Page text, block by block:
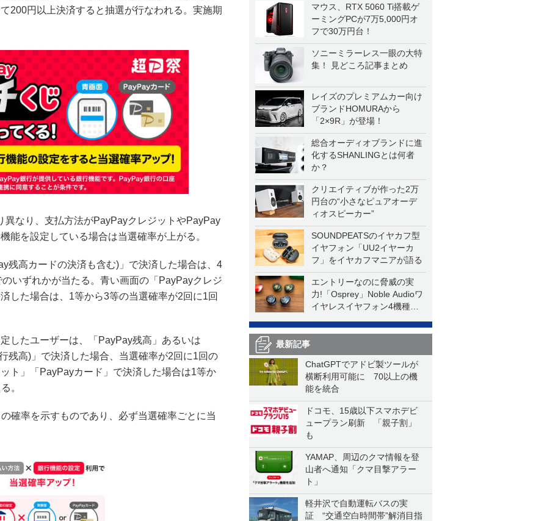
マウス、RTX 5060 Ti搭載ゲ
ーミングPCが7万5,000円オ
フで30万円台！
ソニーミラーレス一眼の大特
集！ 見どころ記事まとめ
レイズのプレミアムカー向け
ブランドHOMURAから
「2×9R」が登場！
総合オーディオブランドに進
化するSHANLINGとは何者
か？
クリエイティブが作った2万
円台の“小さなピュアオーデ
ィオスピーカー”
SOUNDPEATSのイヤカフ型
イヤフォン「UU2イヤーカ
フ」をイヤカフマニアが語る
エントリーなのに脅威の実
力!「Osprey」Noble Audioワ
イヤレスイヤフォン4機種を
最新記事
ChatGPTでアドビ製ツールが
横断利用可能に 70以上の機
能を統合
ドコモ、15歳以下スマホデビ
ュープラン刷新 「親子割」
も
YAMAP、周辺のクマ情報を登
山者へ通知「クマ目撃アラー
ト」
軽井沢で自動運転バスの実
証 “交通空白時間帯”解消目指
200円以上決済すると抽選が行なわれる。実施期
異なり、支払方法がPayPayクレジットやPayPay
能を設定している場合は当選確率が上がる。
残高カードの決済も含む)」で決済した場合は、4
いずれかが当たる。青い画面の「PayPayクレジ
した場合は、1等から3等の当選確率が2回に1回
したユーザーは、「PayPay残高」あるいは
残高)」で決済した場合、当選確率が2回に1回の
ト」「PayPayカード」で決済した場合は1等か
。
確率を示すものであり、必ず当選確率ごとに当